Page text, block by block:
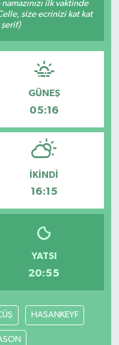
ilk vaktinde
size ecrinizi kat kat
şerif)
GÜNEŞ
05:16
İKINDI
16:15
YATSI
20:55
HASANKEYF